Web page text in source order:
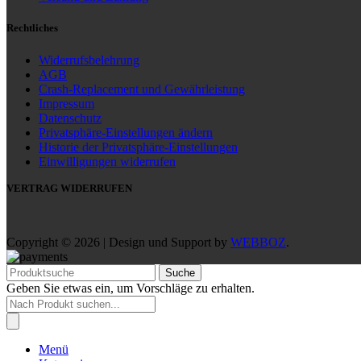
Rechtliches
Widerrufsbelehrung
AGB
Crash-Replacement und Gewährleistung
Impressum
Datenschutz
Privatsphäre-Einstellungen ändern
Historie der Privatsphäre-Einstellungen
Einwilligungen widerrufen
VERTRAG WIDERRUFEN
Copyright © 2026 | Design und Support by WEBBOZ.
Suche
Geben Sie etwas ein, um Vorschläge zu erhalten.
Products
search
Menü